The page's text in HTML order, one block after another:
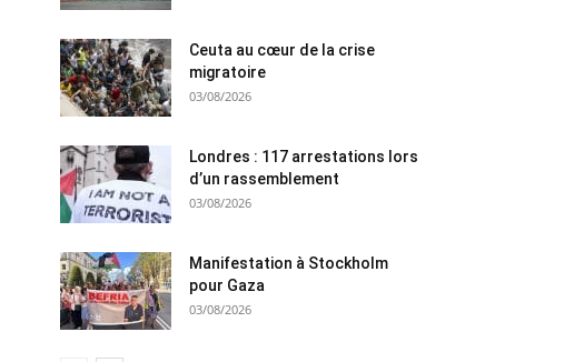
Ceuta au cœur de la crise
migratoire
03/08/2026
Londres : 117 arrestations lors
d’un rassemblement
03/08/2026
Manifestation à Stockholm
pour Gaza
03/08/2026